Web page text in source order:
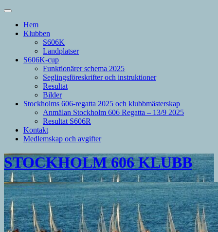
Hem
Klubben
S606K
Landplatser
S606K-cup
Funktionärer schema 2025
Seglingsföreskrifter och instruktioner
Resultat
Bilder
Stockholms 606-regatta 2025 och klubbmästerskap
Anmälan Stockholm 606 Regatta – 13/9 2025
Resultat S606R
Kontakt
Medlemskap och avgifter
STOCKHOLM 606 KLUBB